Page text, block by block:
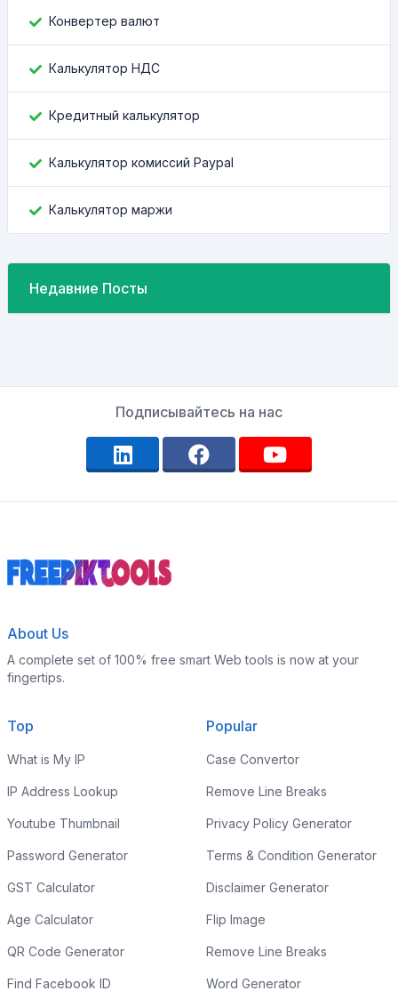
Конвертер валют
Калькулятор НДС
Кредитный калькулятор
Калькулятор комиссий Paypal
Калькулятор маржи
Недавние Посты
Подписывайтесь на нас
About Us
A complete set of 100% free smart Web tools is now at your
fingertips.
Top
What is My IP
IP Address Lookup
Youtube Thumbnail
Password Generator
GST Calculator
Age Calculator
QR Code Generator
Find Facebook ID
Popular
Case Convertor
Remove Line Breaks
Privacy Policy Generator
Terms & Condition Generator
Disclaimer Generator
Flip Image
Remove Line Breaks
Word Generator